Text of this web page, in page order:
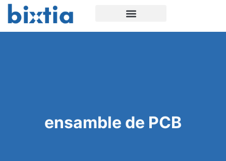
ensamble de PCB